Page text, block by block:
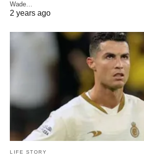
Wade…
2 years ago
LIFE STORY